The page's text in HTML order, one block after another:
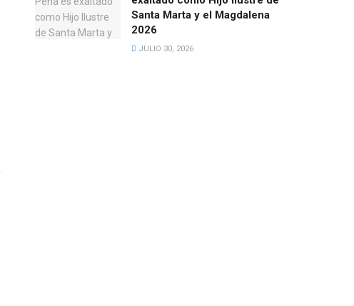
Santa Marta y el Magdalena
2026
JULIO 30, 2026